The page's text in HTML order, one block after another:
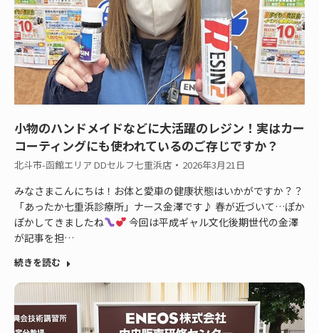
小物のハンドメイドなどに大活躍のレジン！実はカー
コーティングにも使われているのご存じですか？
北斗市-函館エリア DDセルフ七重浜店 2026年3月21日
みなさまこんにちは！お体と愛車の健康状態はいかがですか？？
「あったか七重浜診療所」ナース金澤です♪ 春が近づいて…ぽか
ぽかしてきましたね
今回は平成ギャル文化後期世代の金澤
が記事を担…
続きを読む